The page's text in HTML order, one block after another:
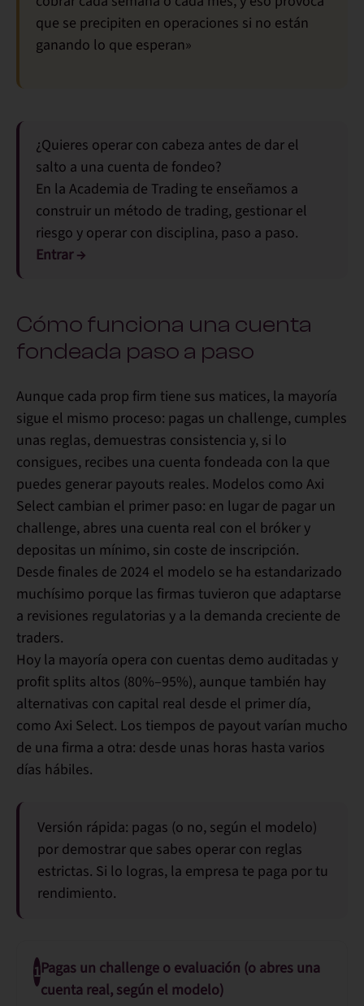
que se precipiten en operaciones si no están
ganando lo que esperan»
¿Quieres operar con cabeza antes de dar el
salto a una cuenta de fondeo?
En la Academia de Trading te enseñamos a
construir un método de trading, gestionar el
riesgo y operar con disciplina, paso a paso.
Entrar →
Cómo funciona una cuenta
fondeada paso a paso
Aunque cada prop firm tiene sus matices, la mayoría
sigue el mismo proceso: pagas un challenge, cumples
unas reglas, demuestras consistencia y, si lo
consigues, recibes una cuenta fondeada con la que
puedes generar payouts reales. Modelos como Axi
Select cambian el primer paso: en lugar de pagar un
challenge, abres una cuenta real con el bróker y
depositas un mínimo, sin coste de inscripción.
Desde finales de 2024 el modelo se ha estandarizado
muchísimo porque las firmas tuvieron que adaptarse
a revisiones regulatorias y a la demanda creciente de
traders.
Hoy la mayoría opera con cuentas demo auditadas y
profit splits altos (80%–95%), aunque también hay
alternativas con capital real desde el primer día,
como Axi Select. Los tiempos de payout varían mucho
de una firma a otra: desde unas horas hasta varios
días hábiles.
Versión rápida: pagas (o no, según el modelo)
por demostrar que sabes operar con reglas
estrictas. Si lo logras, la empresa te paga por tu
rendimiento.
1Pagas un challenge o evaluación (o abres una
cuenta real, según el modelo)